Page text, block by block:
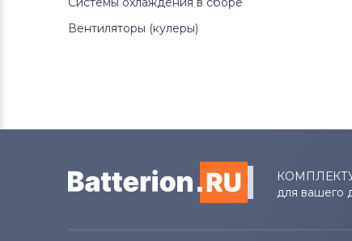
Вентиляторы (кулеры)
для вашего